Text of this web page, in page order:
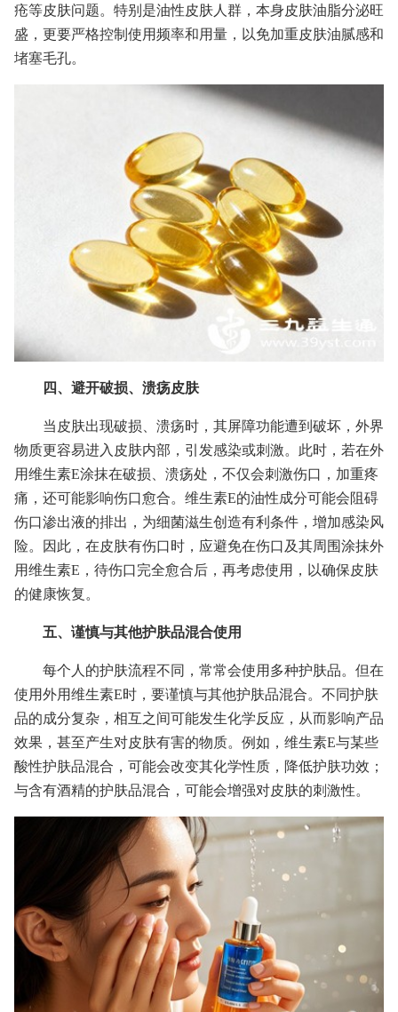
疮等皮肤问题。特别是油性皮肤人群，本身皮肤油脂分泌旺
盛，更要严格控制使用频率和用量，以免加重皮肤油腻感和
堵塞毛孔。
四、避开破损、溃疡皮肤
当皮肤出现破损、溃疡时，其屏障功能遭到破坏，外界
物质更容易进入皮肤内部，引发感染或刺激。此时，若在外
用维生素E涂抹在破损、溃疡处，不仅会刺激伤口，加重疼
痛，还可能影响伤口愈合。维生素E的油性成分可能会阻碍
伤口渗出液的排出，为细菌滋生创造有利条件，增加感染风
险。因此，在皮肤有伤口时，应避免在伤口及其周围涂抹外
用维生素E，待伤口完全愈合后，再考虑使用，以确保皮肤
的健康恢复。
五、谨慎与其他护肤品混合使用
每个人的护肤流程不同，常常会使用多种护肤品。但在
使用外用维生素E时，要谨慎与其他护肤品混合。不同护肤
品的成分复杂，相互之间可能发生化学反应，从而影响产品
效果，甚至产生对皮肤有害的物质。例如，维生素E与某些
酸性护肤品混合，可能会改变其化学性质，降低护肤功效；
与含有酒精的护肤品混合，可能会增强对皮肤的刺激性。